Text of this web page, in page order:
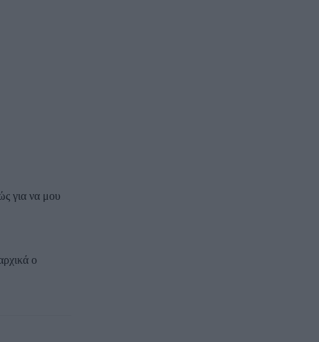
για να μου
ο